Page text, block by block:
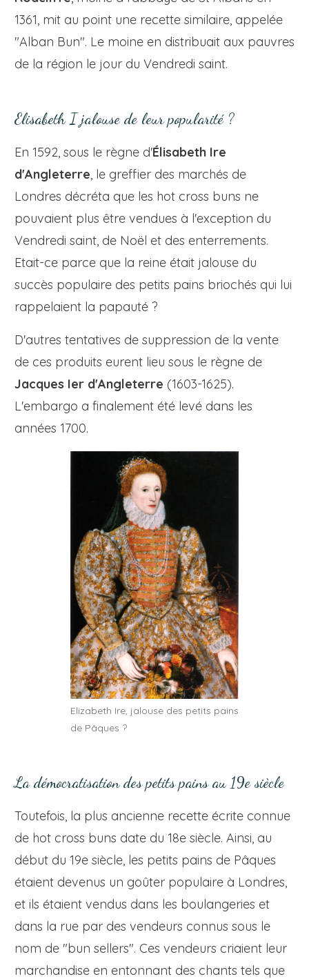
1361, mit au point une recette similaire, appelée
"Alban Bun". Le moine en distribuait aux pauvres
de la région le jour du Vendredi saint.
Elisabeth I jalouse de leur popularité ?
En 1592, sous le règne d'Élisabeth Ire
d'Angleterre, le greffier des marchés de
Londres décréta que les hot cross buns ne
pouvaient plus être vendues à l'exception du
Vendredi saint, de Noël et des enterrements.
Etait-ce parce que la reine était jalouse du
succès populaire des petits pains briochés qui lui
rappelaient la papauté ?
D'autres tentatives de suppression de la vente
de ces produits eurent lieu sous le règne de
Jacques Ier d'Angleterre (1603-1625).
L'embargo a finalement été levé dans les
années 1700.
Elizabeth Ire, jalouse des petits pains
de Pâques ?
La démocratisation des petits pains au 19e siècle
Toutefois, la plus ancienne recette écrite connue
de hot cross buns date du 18e siècle. Ainsi, au
début du 19e siècle, les petits pains de Pâques
étaient devenus un goûter populaire à Londres,
et ils étaient vendus dans les boulangeries et
dans la rue par des vendeurs connus sous le
nom de "bun sellers". Ces vendeurs criaient leur
marchandise en entonnant des chants tels que